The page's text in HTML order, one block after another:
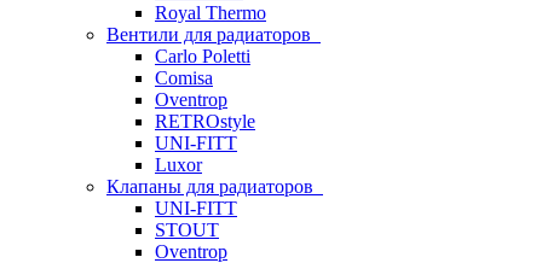
Royal Thermo
Вентили для радиаторов
Carlo Poletti
Comisa
Oventrop
RETROstyle
UNI-FITT
Luxor
Клапаны для радиаторов
UNI-FITT
STOUT
Oventrop